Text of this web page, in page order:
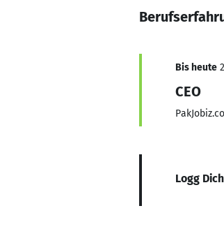
Bis heute
CEO
Logg